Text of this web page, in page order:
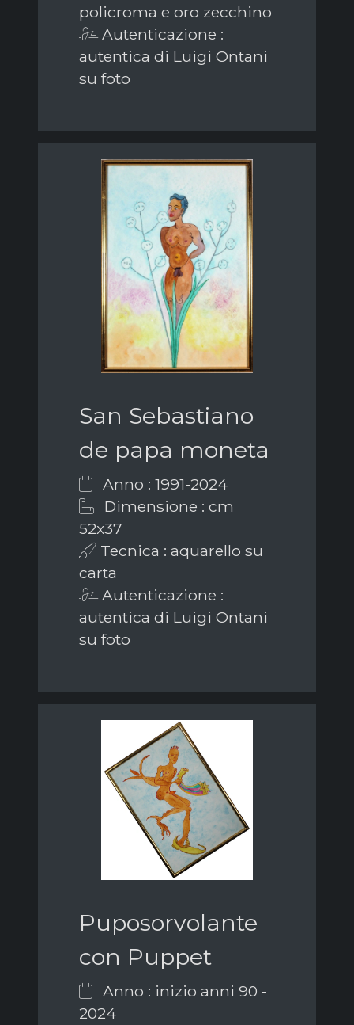
policroma e oro zecchino
Autenticazione :
autentica di Luigi Ontani
su foto
San Sebastiano
de papa moneta
Anno : 1991-2024
Dimensione : cm
52x37
Tecnica : aquarello su
carta
Autenticazione :
autentica di Luigi Ontani
su foto
Puposorvolante
con Puppet
Anno : inizio anni 90 -
2024